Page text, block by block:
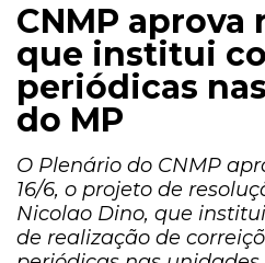
CNMP aprova
que institui
periódicas
do MP
O Plenário do CNMP
16/6, o projeto de
Nicolao Dino, que
de realização de